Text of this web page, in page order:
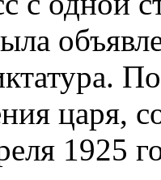
царя,
1925